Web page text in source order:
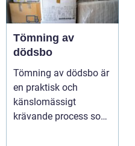
Tömning av
dödsbo
Tömning av dödsbo är
en praktisk och
känslomässigt
krävande process som